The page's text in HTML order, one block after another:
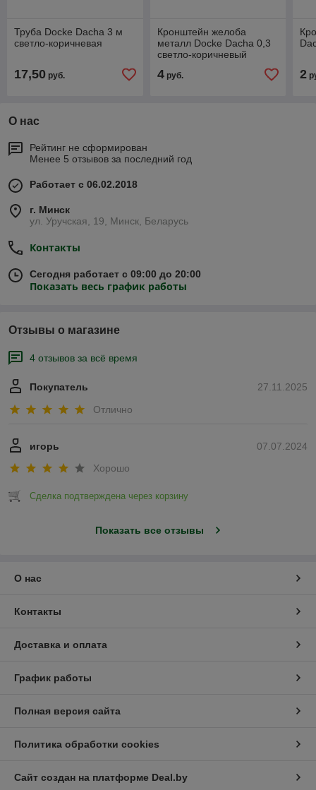
Труба Docke Dacha 3 м
светло-коричневая
17,50 руб.
Кронштейн желоба
металл Docke Dacha 0,3
светло-коричневый
4руб. 2
О нас
Рейтинг не сформирован
Менее 5 отзывов за последний год
Работает с 06.02.2018
г. Минск
ул. Уручская, 19, Минск, Беларусь
Контакты
Сегодня работает с 09:00 до 20:00
Показать весь график работы
Отзывы о магазине
4 отзывов за всё время
27.11.2025
Покупатель
Отлично
07.07.2024
игорь
Хорошо
Сделка подтверждена через корзину
Показать все отзывы
О нас
Контакты
Доставка и оплата
График работы
Полная версия сайта
Политика обработки cookies
Сайт создан на платформе Deal.by